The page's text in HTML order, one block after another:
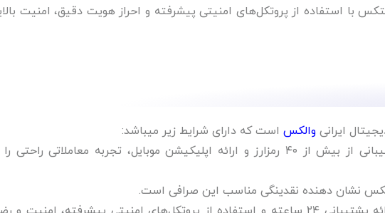
با استفاده از پروتکل‌های امنیتی پیشرفته و احراز هویت دقیق، امنیت
ایرانی والکس است که دارای شرایط زیر میباشد:
: والکس با پشتیبانی از بیش از ۴۰ رمزارز و ارائه اپلیکیشن موبایل، تجربه معاملاتی راحتی
نشان‌ دهنده نقدینگی مناسب این صرافی است.